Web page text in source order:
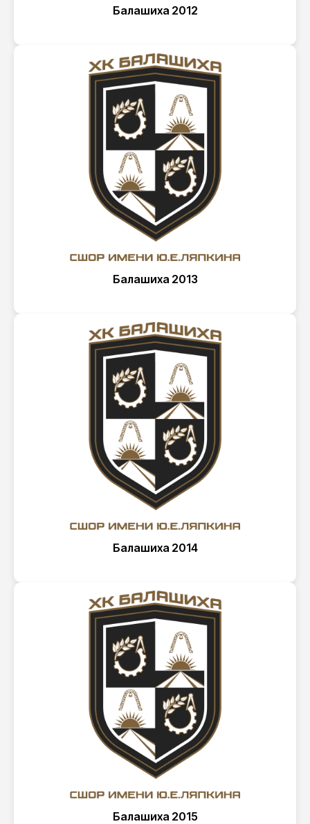
Балашиха 2012
Балашиха 2013
Балашиха 2014
Балашиха 2015